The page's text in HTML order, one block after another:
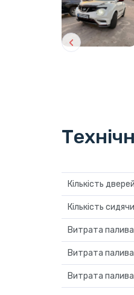
Кількість дверей
Кількість
Витрата
Витрата палива
Витрата